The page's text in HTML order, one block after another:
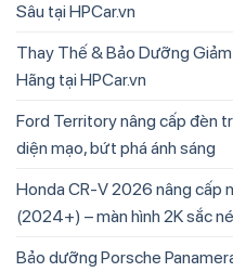
Sâu tại HPCar.vn
Thay Thế & Bảo Dưỡng
Hãng tại HPCar.vn
Ford Territory nâng cấp đèn
diện mạo, bứt phá ánh sáng
Honda CR-V 2026 nâng cấp
(2024+) – màn hình 2K sắc
Bảo dưỡng Porsche